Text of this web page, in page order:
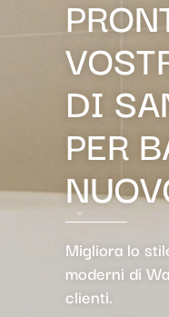
DI
PER
Migliora lo
moderni di
clienti.